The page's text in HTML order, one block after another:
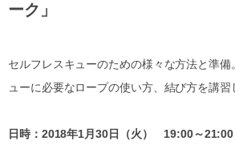
ーク」
セルフレスキューのための様々な方法と準
ューに必要なロープの使い方、結び方を講習
日時：2018年1月30日（火） 19:00～21:00